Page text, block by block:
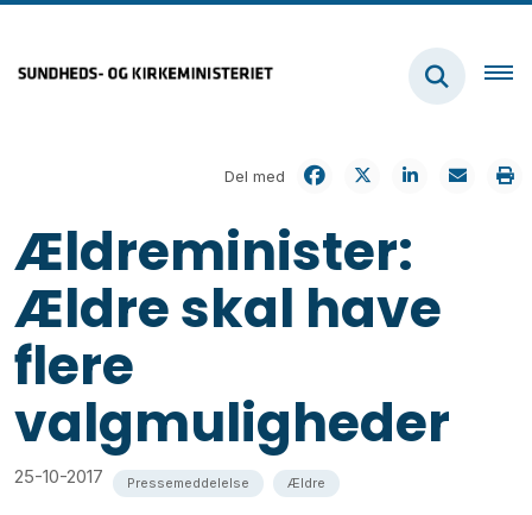
Del med
Ældreminister:
Ældre skal have
flere
valgmuligheder
25-10-2017 Pressemeddelelse Ældre